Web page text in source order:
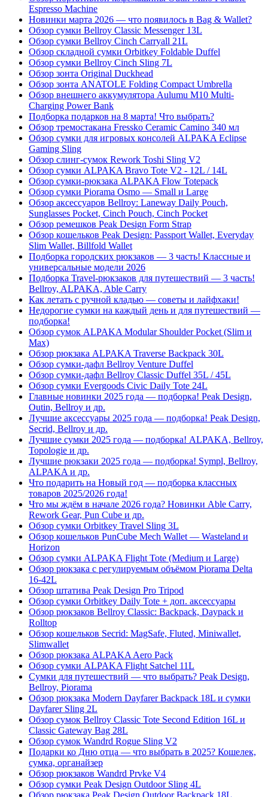
Espresso Machine
Новинки марта 2026 — что появилось в Bag & Wallet?
Обзор сумки Bellroy Classic Messenger 13L
Обзор сумки Bellroy Cinch Carryall 21L
Обзор складной сумки Orbitkey Foldable Duffel
Обзор сумки Bellroy Cinch Sling 7L
Обзор зонта Original Duckhead
Обзор зонта ANATOLE Folding Compact Umbrella
Обзор внешнего аккумулятора Aulumu M10 Multi-
Charging Power Bank
Подборка подарков на 8 марта! Что выбрать?
Обзор тремостакана Fressko Ceramic Camino 340 мл
Обзор сумки для игровых консолей ALPAKA Eclipse
Gaming Sling
Обзор слинг-сумок Rework Toshi Sling V2
Обзор сумки ALPAKA Bravo Tote V2 - 12L / 14L
Обзор сумки-рюкзака ALPAKA Flow Totepack
Обзор сумки Piorama Osmo — Small и Large
Обзор аксессуаров Bellroy: Laneway Daily Pouch,
Sunglasses Pocket, Cinch Pouch, Cinch Pocket
Обзор ремешков Peak Design Form Strap
Обзор кошельков Peak Design: Passport Wallet, Everyday
Slim Wallet, Billfold Wallet
Подборка городских рюкзаков — 3 часть! Классные и
универсальные модели 2026
Подборка Travel-рюкзаков для путешествий — 3 часть!
Bellroy, ALPAKA, Able Carry
Как летать с ручной кладью — советы и лайфхаки!
Недорогие сумки на каждый день и для путешествий —
подборка!
Обзор сумок ALPAKA Modular Shoulder Pocket (Slim и
Max)
Обзор рюкзака ALPAKA Traverse Backpack 30L
Обзор сумки-дафл Bellroy Venture Duffel
Обзор сумки-дафл Bellroy Classic Duffel 35L / 45L
Обзор сумки Evergoods Civic Daily Tote 24L
Главные новинки 2025 года — подборка! Peak Design,
Outin, Bellroy и др.
Лучшие аксессуары 2025 года — подборка! Peak Design,
Secrid, Bellroy и др.
Лучшие сумки 2025 года — подборка! ALPAKA, Bellroy,
Topologie и др.
Лучшие рюкзаки 2025 года — подборка! Sympl, Bellroy,
ALPAKA и др.
Что подарить на Новый год — подборка классных
товаров 2025/2026 года!
Что мы ждём в начале 2026 года? Новинки Able Carry,
Rework Gear, Pun Cube и др.
Обзор сумки Orbitkey Travel Sling 3L
Обзор кошельков PunCube Mech Wallet — Wasteland и
Horizon
Обзор сумки ALPAKA Flight Tote (Medium и Large)
Обзор рюкзака с регулируемым объёмом Piorama Delta
16-42L
Обзор штатива Peak Design Pro Tripod
Обзор сумки Orbitkey Daily Tote + доп. аксессуары
Обзор рюкзаков Bellroy Classic: Backpack, Daypack и
Rolltop
Обзор кошельков Secrid: MagSafe, Fluted, Miniwallet,
Slimwallet
Обзор рюкзака ALPAKA Aero Pack
Обзор сумки ALPAKA Flight Satchel 11L
Сумки для путешествий — что выбрать? Peak Design,
Bellroy, Piorama
Обзор рюкзака Modern Dayfarer Backpack 18L и сумки
Dayfarer Sling 2L
Обзор сумок Bellroy Classic Tote Second Edition 16L и
Classic Gateway Bag 28L
Обзор сумок Wandrd Rogue Sling V2
Подарки ко Дню отца — что выбрать в 2025? Кошелек,
сумка, органайзер
Обзор рюкзаков Wandrd Prvke V4
Обзор сумки Peak Design Outdoor Sling 4L